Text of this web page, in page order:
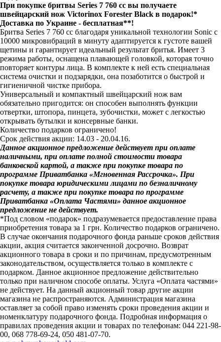
При покупке бритвы Series 7 760 cc вы получаете
швейцарский нож Victorinox Forester Black в подарок!*
Доставка по Украине - бесплатная**!
Бритва Series 7 760 cc благодаря уникальной технологии Sonic с
10000 микровибраций в минуту адаптируется к густоте вашей
щетины и гарантирует идеальный результат бритья. Имеет 3
режима работы, оснащена плавающей головкой, которая точно
повторяет контуры лица. В комплекте к ней есть специальная
система очистки и подзарядки, она позаботится о быстрой и
гигиеничной чистке прибора.
Универсальный и компактный швейцарский нож вам
обязательно пригодится: он способен выполнять функции
отвертки, штопора, пинцета, зубочистки, может с легкостью
открывать бутылки и консервные банки.
Количество подарков ограничено!
Срок действия акции: 14.03 - 20.04.16.
Данное акционное предложение действует при оплате
наличными, при оплате полной стоимости товара
банковской картой, а также при покупке товара по
программе Приватбанка «Мгновенная Рассрочка». При
покупке товара юридическими лицами по безналичному
расчету, а также при покупке товара по программе
Приватбанка «Оплата Частями» данное акционное
предложение не действует.
*Под словом «подарок» подразумевается предоставление права
приобретения товара за 1 грн. Количество подарков ограничено.
В случае окончания подарочного фонда раньше сроков действия
акции, акция считается законченной досрочно. Возврат
акционного товара в сроки и по причинам, предусмотренным
законодательством, осуществляется только в комплекте с
подарком. Данное акционное предложение действительно
только при наличном способе оплаты. Услуга «Оплата частями»
не действует. На данный акционный товар другие акции
магазина не распространяются. Администрация магазина
оставляет за собой право изменять сроки проведения акции и
номенклатуру подарочного фонда. Подробная информация о
правилах проведения акции и товарах по телефонам: 044 221-98-
00, 068 778-69-24, 050 481-07-70.